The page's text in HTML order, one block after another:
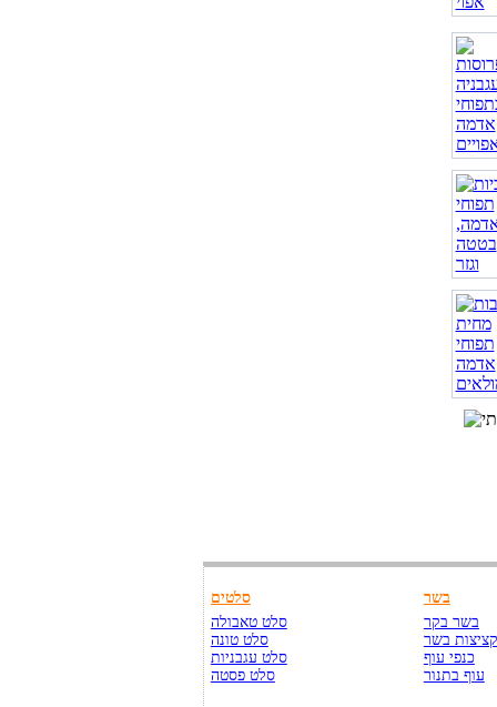
סלטים
סלט טאבולה
סלט טונה
סלט עגבניות
סלט פסטה
בשר
בשר בקר
קציצות בשר
כנפי עוף
עוף בתנור